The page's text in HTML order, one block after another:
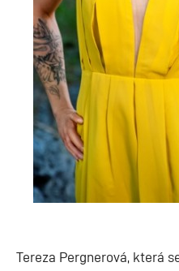
Tereza Pergnerová, která